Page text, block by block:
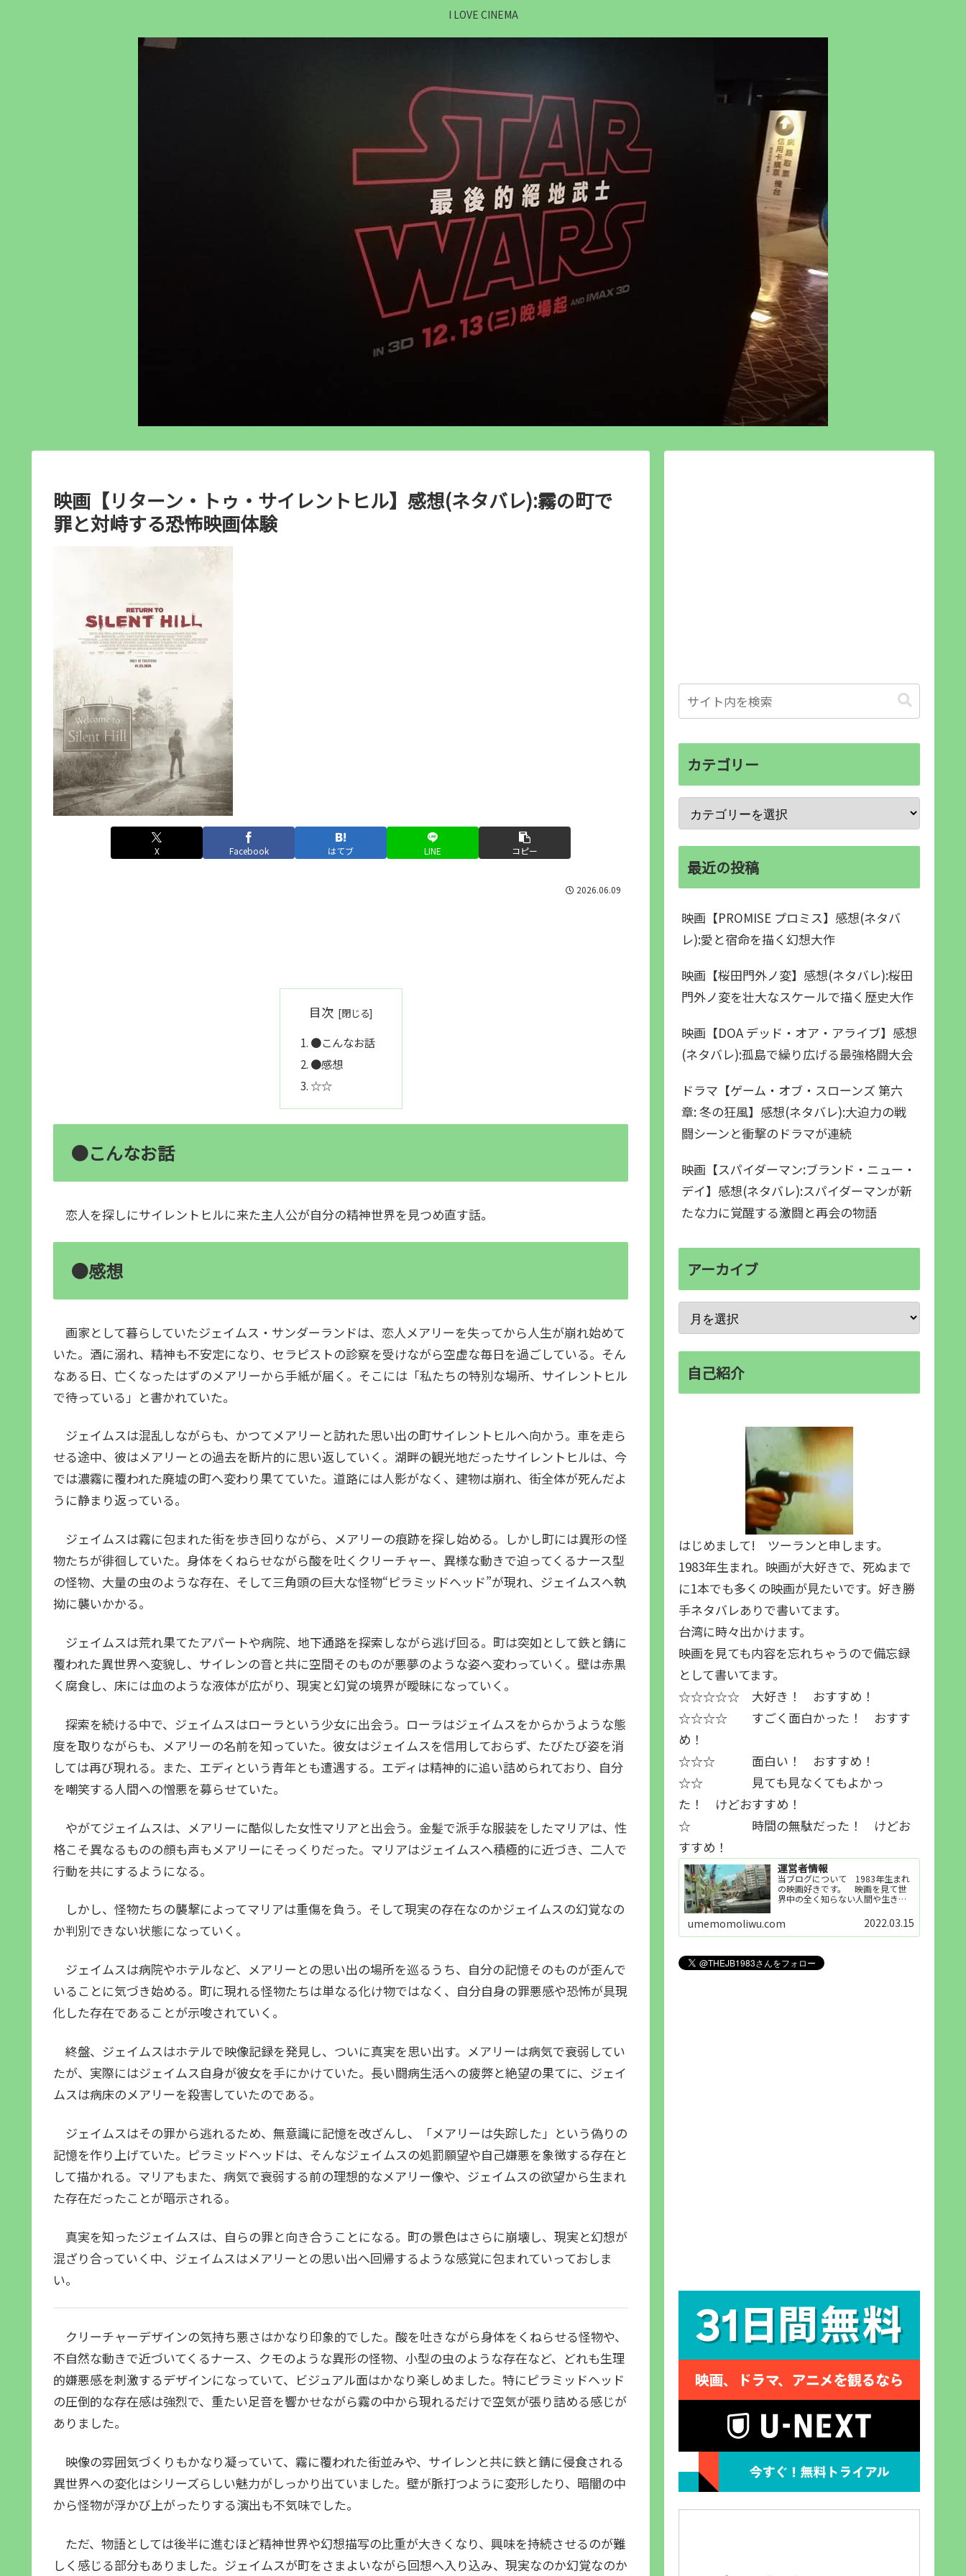
I LOVE CINEMA
映画【リターン・トゥ・サイレントヒル】感想(ネタバレ):霧の町で
罪と対峙する恐怖映画体験
X Facebook はてブ LINE コピー
2026.06.09
目次
●こんなお話
●感想
☆☆
●こんなお話
恋人を探しにサイレントヒルに来た主人公が自分の精神世界を見つめ直す話。
●感想
画家として暮らしていたジェイムス・サンダーランドは、恋人メアリーを失ってから人生が崩れ始めて
いた。酒に溺れ、精神も不安定になり、セラピストの診察を受けながら空虚な毎日を過ごしている。そん
なある日、亡くなったはずのメアリーから手紙が届く。そこには「私たちの特別な場所、サイレントヒル
で待っている」と書かれていた。
ジェイムスは混乱しながらも、かつてメアリーと訪れた思い出の町サイレントヒルへ向かう。車を走ら
せる途中、彼はメアリーとの過去を断片的に思い返していく。湖畔の観光地だったサイレントヒルは、今
では濃霧に覆われた廃墟の町へ変わり果てていた。道路には人影がなく、建物は崩れ、街全体が死んだよ
うに静まり返っている。
ジェイムスは霧に包まれた街を歩き回りながら、メアリーの痕跡を探し始める。しかし町には異形の怪
物たちが徘徊していた。身体をくねらせながら酸を吐くクリーチャー、異様な動きで迫ってくるナース型
の怪物、大量の虫のような存在、そして三角頭の巨大な怪物“ピラミッドヘッド”が現れ、ジェイムスへ執
拗に襲いかかる。
ジェイムスは荒れ果てたアパートや病院、地下通路を探索しながら逃げ回る。町は突如として鉄と錆に
覆われた異世界へ変貌し、サイレンの音と共に空間そのものが悪夢のような姿へ変わっていく。壁は赤黒
く腐食し、床には血のような液体が広がり、現実と幻覚の境界が曖昧になっていく。
探索を続ける中で、ジェイムスはローラという少女に出会う。ローラはジェイムスをからかうような態
度を取りながらも、メアリーの名前を知っていた。彼女はジェイムスを信用しておらず、たびたび姿を消
しては再び現れる。また、エディという青年とも遭遇する。エディは精神的に追い詰められており、自分
を嘲笑する人間への憎悪を募らせていた。
やがてジェイムスは、メアリーに酷似した女性マリアと出会う。金髪で派手な服装をしたマリアは、性
格こそ異なるものの顔も声もメアリーにそっくりだった。マリアはジェイムスへ積極的に近づき、二人で
行動を共にするようになる。
しかし、怪物たちの襲撃によってマリアは重傷を負う。そして現実の存在なのかジェイムスの幻覚なの
か判別できない状態になっていく。
ジェイムスは病院やホテルなど、メアリーとの思い出の場所を巡るうち、自分の記憶そのものが歪んで
いることに気づき始める。町に現れる怪物たちは単なる化け物ではなく、自分自身の罪悪感や恐怖が具現
化した存在であることが示唆されていく。
終盤、ジェイムスはホテルで映像記録を発見し、ついに真実を思い出す。メアリーは病気で衰弱してい
たが、実際にはジェイムス自身が彼女を手にかけていた。長い闘病生活への疲弊と絶望の果てに、ジェイ
ムスは病床のメアリーを殺害していたのである。
ジェイムスはその罪から逃れるため、無意識に記憶を改ざんし、「メアリーは失踪した」という偽りの
記憶を作り上げていた。ピラミッドヘッドは、そんなジェイムスの処罰願望や自己嫌悪を象徴する存在と
して描かれる。マリアもまた、病気で衰弱する前の理想的なメアリー像や、ジェイムスの欲望から生まれ
た存在だったことが暗示される。
真実を知ったジェイムスは、自らの罪と向き合うことになる。町の景色はさらに崩壊し、現実と幻想が
混ざり合っていく中、ジェイムスはメアリーとの思い出へ回帰するような感覚に包まれていっておしま
い。
クリーチャーデザインの気持ち悪さはかなり印象的でした。酸を吐きながら身体をくねらせる怪物や、
不自然な動きで近づいてくるナース、クモのような異形の怪物、小型の虫のような存在など、どれも生理
的嫌悪感を刺激するデザインになっていて、ビジュアル面はかなり楽しめました。特にピラミッドヘッド
の圧倒的な存在感は強烈で、重たい足音を響かせながら霧の中から現れるだけで空気が張り詰める感じが
ありました。
映像の雰囲気づくりもかなり凝っていて、霧に覆われた街並みや、サイレンと共に鉄と錆に侵食される
異世界への変化はシリーズらしい魅力がしっかり出ていました。壁が脈打つように変形したり、暗闇の中
から怪物が浮かび上がったりする演出も不気味でした。
ただ、物語としては後半に進むほど精神世界や幻想描写の比重が大きくなり、興味を持続させるのが難
しく感じる部分もありました。ジェイムスが町をさまよいながら回想へ入り込み、現実なのか幻覚なのか
カテゴリー
最近の投稿
映画【PROMISE プロミス】感想(ネタバ
レ):愛と宿命を描く幻想大作
映画【桜田門外ノ変】感想(ネタバレ):桜田
門外ノ変を壮大なスケールで描く歴史大作
映画【DOA デッド・オア・アライブ】感想
(ネタバレ):孤島で繰り広げる最強格闘大会
ドラマ【ゲーム・オブ・スローンズ 第六
章: 冬の狂風】感想(ネタバレ):大迫力の戦
闘シーンと衝撃のドラマが連続
映画【スパイダーマン:ブランド・ニュー・
デイ】感想(ネタバレ):スパイダーマンが新
たな力に覚醒する激闘と再会の物語
アーカイブ
自己紹介
はじめまして! ツーランと申します。
1983年生まれ。映画が大好きで、死ぬまで
に1本でも多くの映画が見たいです。好き勝
手ネタバレありで書いてます。
台湾に時々出かけます。
映画を見ても内容を忘れちゃうので備忘録
として書いてます。
☆☆☆☆☆ 大好き！ おすすめ！
☆☆☆☆ すごく面白かった！ おすす
め！
☆☆☆ 面白い！ おすすめ！
☆☆ 見ても見なくてもよかっ
た！ けどおすすめ！
☆ 時間の無駄だった！ けどお
すすめ！
運営者情報
当ブログについて 1983年生まれ
の映画好きです。 映画を見て世
界中の全く知らない人間や生き物
世界知らない世界に触れることが
好きで映画を見てます。「映画を
見られれば幸福度を高い」とわか
umemomoliwu.com 2022.03.15